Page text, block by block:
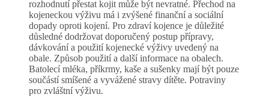
rozhodnutí přestat kojit může být nevratné. Přechod na
kojeneckou výživu má i zvýšené finanční a sociální
dopady oproti kojení. Pro zdraví kojence je důležité
důsledné dodržovat doporučený postup přípravy,
dávkování a použití kojenecké výživy uvedený na
obale. Způsob použití a další informace na obalech.
Batolecí mléka, příkrmy, kaše a sušenky mají být pouze
součástí smíšené a vyvážené stravy dítěte. Potraviny
pro zvláštní výživu.